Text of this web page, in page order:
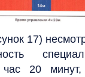
17)
час 20 минут,